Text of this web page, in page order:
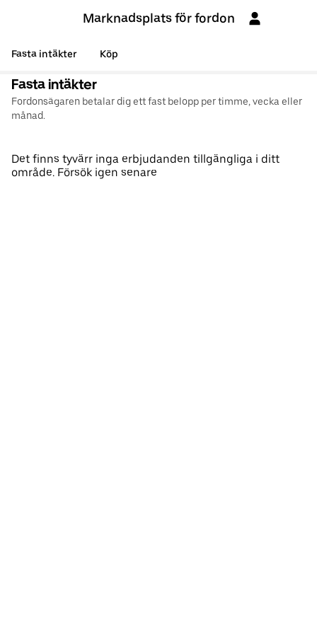
Marknadsplats för fordon
Fasta intäkter Köp
Fasta intäkter
Fordonsägaren betalar dig ett fast belopp per timme, vecka eller
månad.
Det finns tyvärr inga erbjudanden tillgängliga i ditt
område. Försök igen senare